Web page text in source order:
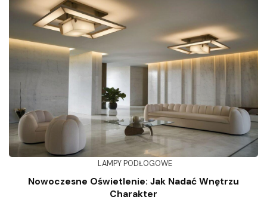
LAMPY PODŁOGOWE
Nowoczesne Oświetlenie: Jak Nadać Wnętrzu
Charakter